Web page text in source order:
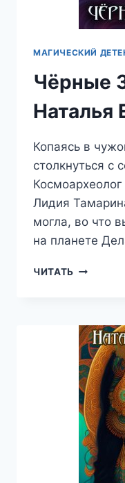
МАГИЧЕСКИЙ
Чёрные
Наталья
Копаясь в
столкнуться с
Лидия
могла, во что
на планете
ЧИТАТЬ ЧЁРНЫЕ
ЕКИМОВА